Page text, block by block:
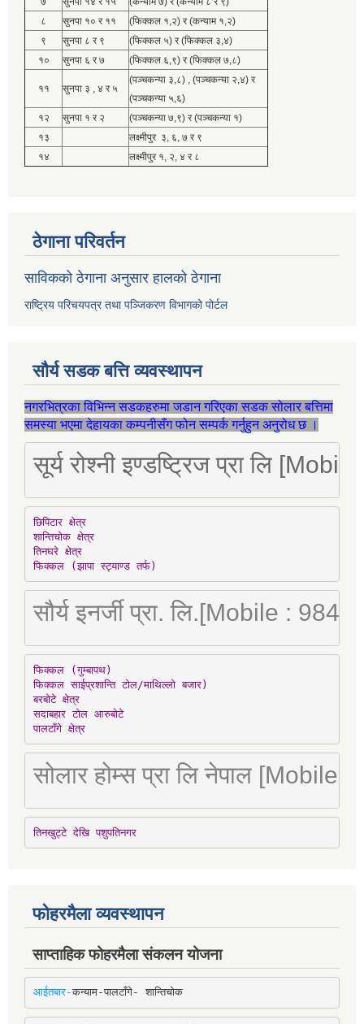
८
सुनपा १० र ११
(फिक्कल १,२) र (कन्याम १,२)
९
सुनपा ८ र ९
(फिक्कल ५) र (फिक्कल ३,४)
१०
सुनपा ६ र ७ (फिक्कल ६,९) र (फिक्कल ७,८)
११ सुनपा ३ , ४ र ५
(पञ्चकन्या ३,८) , (पञ्चकन्या २,४) र
(पञ्चकन्या ५,६)
१२
सुनपा १ र २
(पञ्चकन्या ७,९) र (पञ्चकन्या १)
१३
लक्ष्मीपुर ३, ६, ७ र ९
१४
लक्ष्मीपुर १, २, ४ र ८
ठेगाना परिवर्तन
साविकको ठेगाना अनुसार हालको ठेगाना
राष्ट्रिय परिचयपत्र तथा पञ्जिकरण विभागको पोर्टल
सौर्य सडक बत्ति व्यवस्थापन
नगरभित्रका विभिन्न सडकहरुमा जडान गरिएका सडक सोलार बत्तिमा
समस्या भएमा देहायका कम्पनीसँग फोन सम्पर्क गर्नुहुन अनुरोध छ ।
सूर्य रोश्नी इण्डष्ट्रिज प्रा लि
छिपिटार क्षेत्र
शान्तिचोक क्षेत्र
तिनघरे क्षेत्र
फिक्कल (झापा स्ट्याण्ड तर्फ)
सौर्य इनर्जी प्रा. लि.[Mobile :
फिक्कल (गुम्बापथ)
फिक्कल साईप्रशान्ति टोल/माथिल्लो बजार)
बरबोटे क्षेत्र
सदाबहार टोल आरुबोटे
पालटाँगे क्षेत्र
सोलार होम्स प्रा लि नेपाल [Mobile
तिनखुट्टे देखि पशुपतिनगर
फोहरमैला व्यवस्थापन
साप्ताहिक फोहरमैला संकलन योजना
आईतबार-कन्याम-पालटाँगे- शान्तिचोक